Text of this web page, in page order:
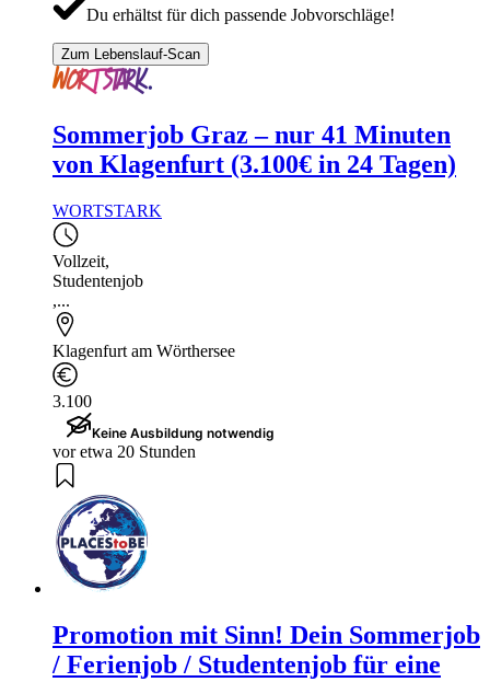
Du erhältst für dich passende Jobvorschläge!
Zum Lebenslauf-Scan
Sommerjob Graz – nur 41 Minuten
von Klagenfurt (3.100€ in 24 Tagen)
WORTSTARK
Vollzeit,
Studentenjob
,...
Klagenfurt am Wörthersee
3.100
Keine Ausbildung notwendig
vor etwa 20 Stunden
Promotion mit Sinn! Dein Sommerjob
/ Ferienjob / Studentenjob für eine